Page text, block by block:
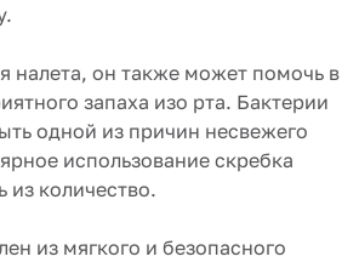
налета, он также может помочь в
запаха изо рта. Бактерии
одной из причин несвежего
использование скребка
из количество.
из мягкого и безопасного